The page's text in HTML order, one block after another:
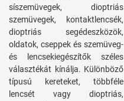
síszemüvegek, dioptriás
szemüvegek, kontaktlencsék,
dioptriás segédeszközök,
oldatok, cseppek és szemüveg-
és lencsekiegészítők széles
választékát kínálja. Különböző
típusú kereteket, többféle
lencsét vagy dioptriás,